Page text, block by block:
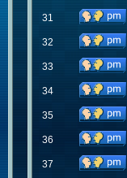
31
32
33
34
35
36
37